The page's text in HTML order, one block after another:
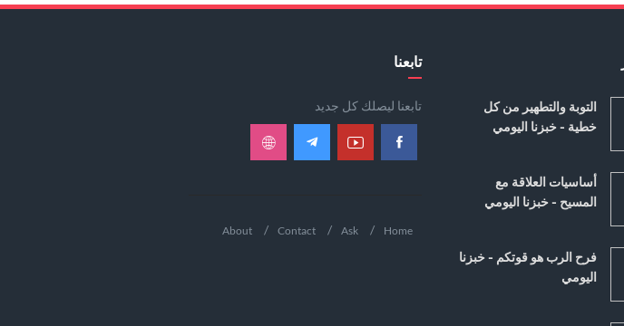
التوبة والتطهير من كل
خطية - خبزنا اليومي
أساسيات العلاقة مع
المسيح - خبزنا اليومي
فرح الرب هو قوتكم - خبزنا
اليومي
تابعنا
تابعنا ليصلك كل جديد
Home
Ask
Contact
About